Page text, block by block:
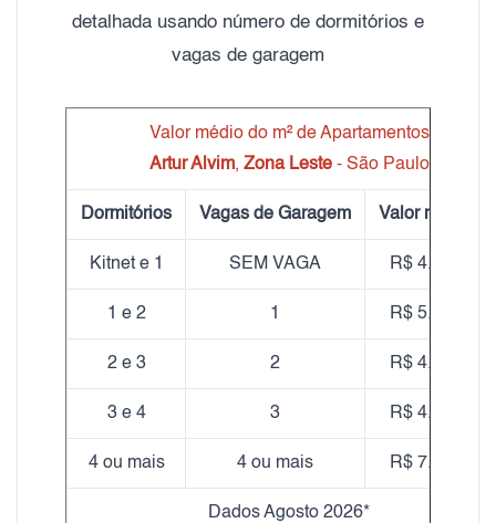
detalhada usando número de dormitórios e
vagas de garagem
Valor médio do m² de Apartamentos
Artur Alvim, Zona Leste- São Paulo
Dormitórios Vagas de Garagem Valor médio m²
Kitnet e 1 SEM VAGA R$ 4.487,80
1 e 2 1 R$ 5.138,21
2 e 3 2 R$ 4.343,67
3 e 4 3 R$ 4.126,96
4 ou mais 4 ou mais R$ 7.128,29
Dados Agosto 2026*